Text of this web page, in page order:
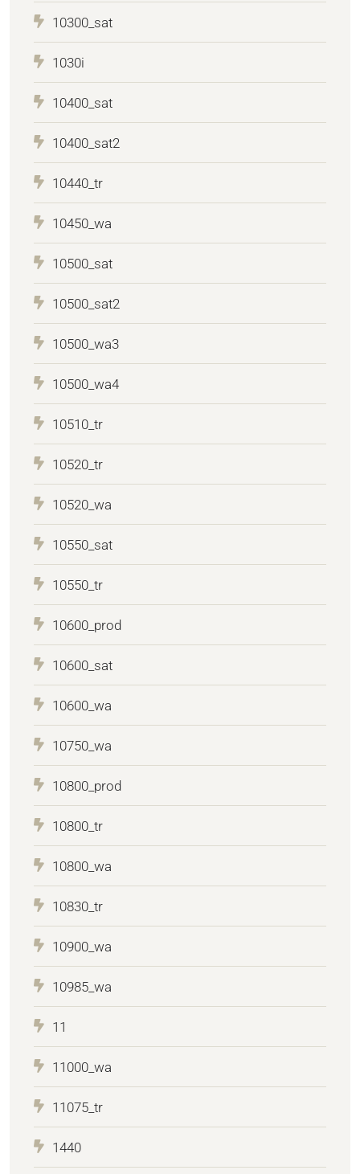
10300_sat
1030i
10400_sat
10400_sat2
10440_tr
10450_wa
10500_sat
10500_sat2
10500_wa3
10500_wa4
10510_tr
10520_tr
10520_wa
10550_sat
10550_tr
10600_prod
10600_sat
10600_wa
10750_wa
10800_prod
10800_tr
10800_wa
10830_tr
10900_wa
10985_wa
11
11000_wa
11075_tr
1440